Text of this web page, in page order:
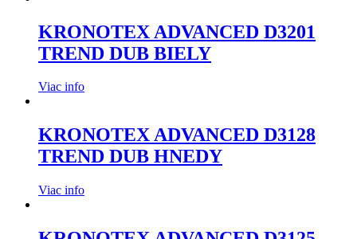
KRONOTEX ADVANCED D3201
TREND DUB BIELY
Viac info
KRONOTEX ADVANCED D3128
TREND DUB HNEDY
Viac info